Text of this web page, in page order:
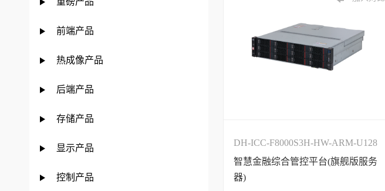
前端产品
热成像产品
后端产品
存储产品
显示产品
控制产品
DH-ICC-F8000S3H-HW-ARM-U128
智慧金融综合管控平台(旗舰版服务
器)